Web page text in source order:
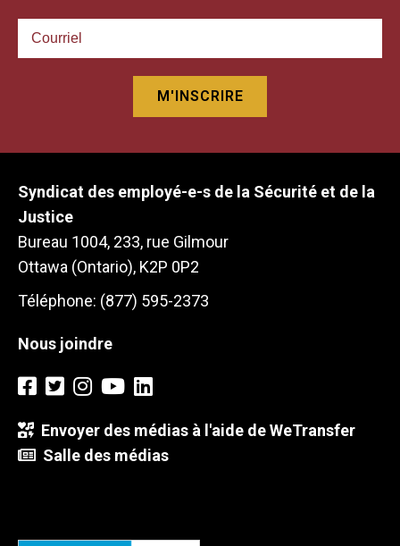
Syndicat des employé-e-s de la Sécurité et de la
Justice
Bureau 1004, 233, rue Gilmour
Ottawa (Ontario), K2P 0P2
Téléphone: (877) 595-2373
Nous joindre
Envoyer des médias à l'aide de WeTransfer
Salle des médias